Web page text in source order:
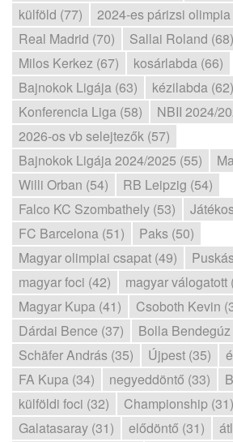
külföld (77)
2024-es párizsi olimpia
Real Madrid (70)
Sallai Roland (68)
Milos Kerkez (67)
kosárlabda (66)
Bajnokok Ligája (63)
kézilabda (62)
Konferencia Liga (58)
NBII 2024/
2026-os vb selejtezők (57)
Bajnokok Ligája 2024/2025 (55)
Willi Orban (54)
RB Leipzig (54)
Falco KC Szombathely (53)
FC Barcelona (51)
Paks (50)
Magyar olimpiai csapat (49)
magyar foci (42)
magyar válogatott
Magyar Kupa (41)
Csoboth Kevin
Dárdai Bence (37)
Bolla Bendegúz
Schäfer András (35)
Újpest (35)
FA Kupa (34)
negyeddöntő (33)
külföldi foci (32)
Championship (31)
Galatasaray (31)
elődöntő (31)